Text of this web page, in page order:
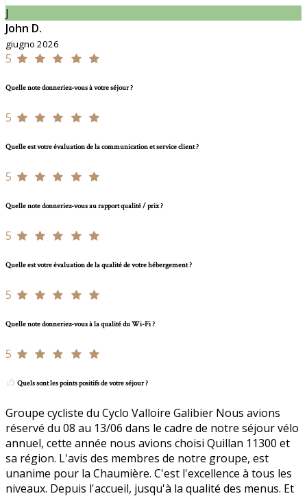
J
John D.
giugno 2026
5
Quelle note donneriez-vous à votre séjour ?
5
Quelle est votre évaluation de la communication et service client ?
5
Quelle note donneriez-vous au rapport qualité / prix ?
5
Quelle est votre évaluation de la qualité de votre hébergement ?
5
Quelle note donneriez-vous à la qualité du Wi-Fi ?
5
Quels sont les points positifs de votre séjour ?
Groupe cycliste du Cyclo Valloire Galibier Nous avions
réservé du 08 au 13/06 dans le cadre de notre séjour vélo
annuel, cette année nous avions choisi Quillan 11300 et
sa région. L'avis des membres de notre groupe, est
unanime pour la Chaumière. C'est l'excellence à tous les
niveaux. Depuis l'accueil, jusqu'à la qualité des menus. Et